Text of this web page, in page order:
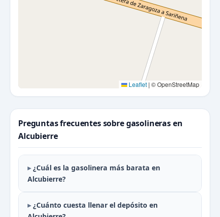
Leaflet | © OpenStreetMap
Preguntas frecuentes sobre gasolineras en
Alcubierre
¿Cuál es la gasolinera más barata en
Alcubierre?
¿Cuánto cuesta llenar el depósito en